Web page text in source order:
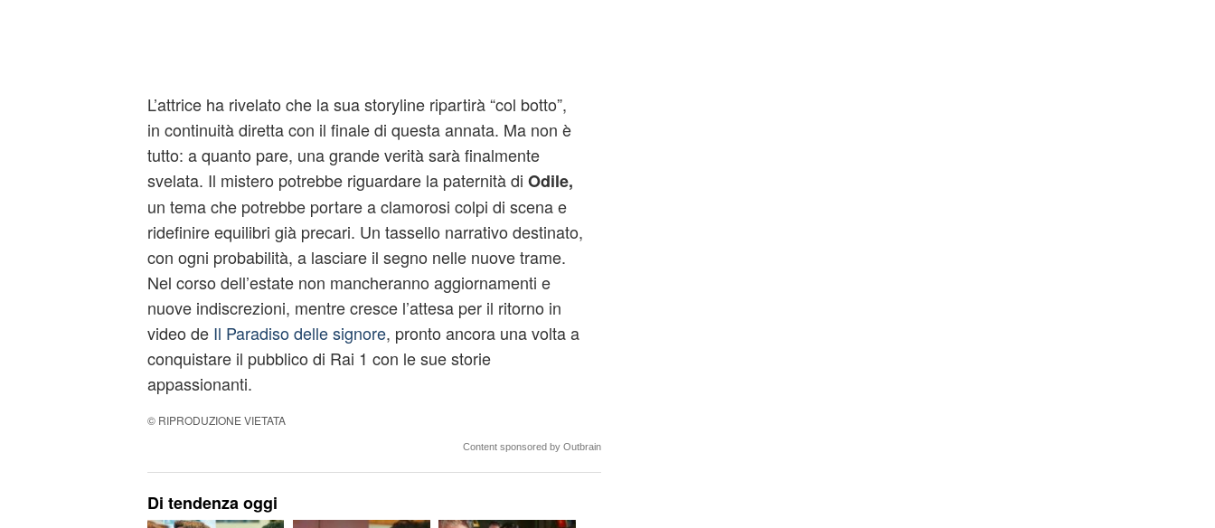
L’attrice ha rivelato che la sua storyline ripartirà “col botto”,
in continuità diretta con il finale di questa annata. Ma non è
tutto: a quanto pare, una grande verità sarà finalmente
svelata. Il mistero potrebbe riguardare la paternità di Odile,
un tema che potrebbe portare a clamorosi colpi di scena e
ridefinire equilibri già precari. Un tassello narrativo destinato,
con ogni probabilità, a lasciare il segno nelle nuove trame.
Nel corso dell’estate non mancheranno aggiornamenti e
nuove indiscrezioni, mentre cresce l’attesa per il ritorno in
video de Il Paradiso delle signore, pronto ancora una volta a
conquistare il pubblico di Rai 1 con le sue storie
appassionanti.
© RIPRODUZIONE VIETATA
Content sponsored by Outbrain
Di tendenza oggi